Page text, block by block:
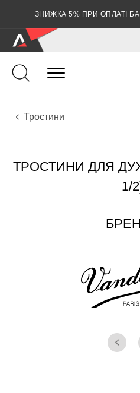
ЗНИЖКА 5% ПРИ ОПЛАТІ
Духові
Дерев'яні
Аксесуари
Тростини
ТРОСТИНИ ДЛЯ
1/